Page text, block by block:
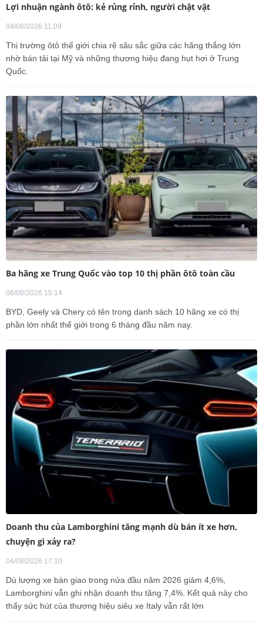
Lợi nhuận ngành ôtô: kẻ rủng rỉnh, người chật vật
04/08/2026 11:09
Thị trường ôtô thế giới chia rẽ sâu sắc giữa các hãng thắng lớn
nhờ bán tải tại Mỹ và những thương hiệu đang hụt hơi ở Trung
Quốc.
Ba hãng xe Trung Quốc vào top 10 thị phần ôtô toàn cầu
06/08/2026 15:14
BYD, Geely và Chery có tên trong danh sách 10 hãng xe có thị
phần lớn nhất thế giới trong 6 tháng đầu năm nay.
Doanh thu của Lamborghini tăng mạnh dù bán ít xe hơn,
chuyện gì xảy ra?
04/08/2026 17:10
Dù lượng xe bàn giao trong nửa đầu năm 2026 giảm 4,6%,
Lamborghini vẫn ghi nhận doanh thu tăng 7,4%. Kết quả này cho
thấy sức hút của thương hiệu siêu xe Italy vẫn rất lớn